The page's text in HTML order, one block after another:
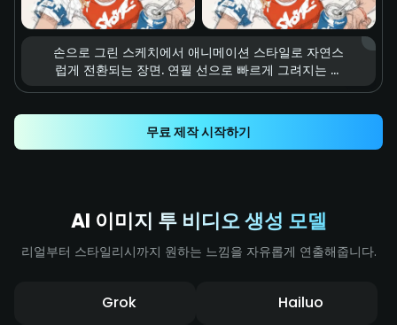
손으로 그린 스케치에서 애니메이션 스타일로 자연스
럽게 전환되는 장면. 연필 선으로 빠르게 그려지는 역
적인 속도감과 다이내믹한 에너지.
무료 제작 시작하기
AI 이미지 투 비디오 생성 모델
리얼부터 스타일리시까지 원하는 느낌을 자유롭게 연출해줍니다.
Grok Hailuo